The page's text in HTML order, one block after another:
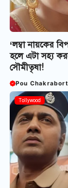
‘লম্বা নায়কের
হলে এটা সহ্য
সৌমীতৃষা!
Pou
Tollywood